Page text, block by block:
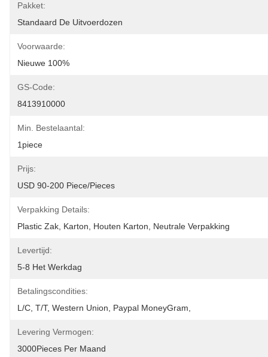
Pakket:
Standaard De Uitvoerdozen
Voorwaarde:
Nieuwe 100%
GS-Code:
8413910000
Min. Bestelaantal:
1piece
Prijs:
USD 90-200 Piece/Pieces
Verpakking Details:
Plastic Zak, Karton, Houten Karton, Neutrale Verpakking
Levertijd:
5-8 Het Werkdag
Betalingscondities:
L/C, T/T, Western Union, Paypal MoneyGram,
Levering Vermogen:
3000Pieces Per Maand